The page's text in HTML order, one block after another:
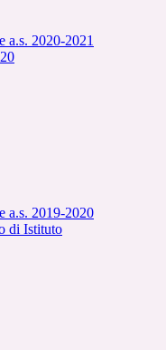
a.s. 2020-2021
a.s. 2019-2020
di Istituto